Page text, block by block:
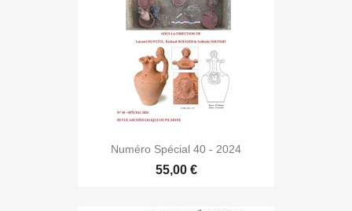
Numéro Spécial 40 - 2024
55,00 €